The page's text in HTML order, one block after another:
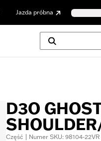
Jazda próbna
D3O
Część | Numer SKU: 98104-22VR